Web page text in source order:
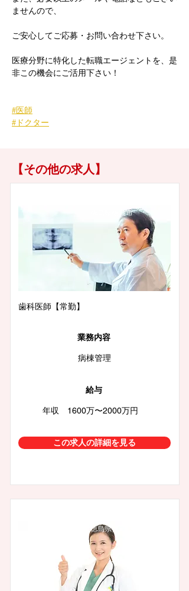
ませんので、
ご安心してご応募・お問い合わせ下さい。
医療分野に特化した転職エージェントを、是
非この機会にご活用下さい！
#医師
#ドクター
【その他の求人】
徳島県徳島市
歯科医師【常勤】
業務内容
病棟管理
給与
年収 1600万〜2000万円
この求人の詳細を見る
徳島県徳島市